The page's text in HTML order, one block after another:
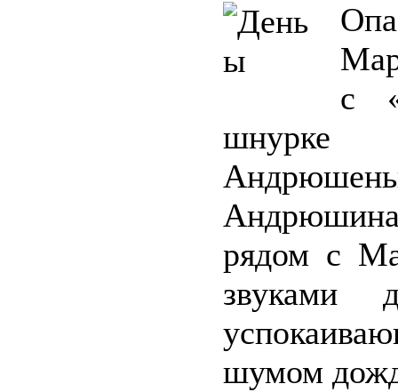
с
шнурке
Андрюшина
рядом с
звуками
шумом